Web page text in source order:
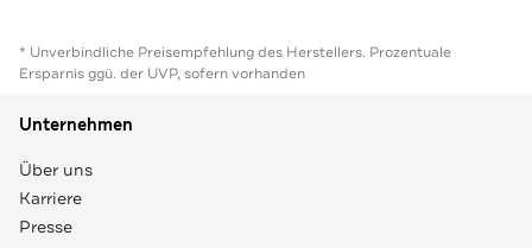
* Unverbindliche Preisempfehlung des Herstellers. Prozentuale
Ersparnis ggü. der UVP, sofern vorhanden
Unternehmen
Über uns
Karriere
Presse